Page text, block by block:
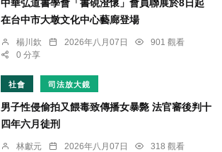
中華弘道書學會「書硯澄懷」會員聯展於8日起
在台中市大墩文化中心藝廊登場
楊川欽 2026年八月07日
901 觀看
0 分享
社會 司法放大鏡
男子性侵偷拍又餵毒致傳播女暴斃 法官審後判十
四年六月徒刑
林獻元 2026年八月07日
318 觀看